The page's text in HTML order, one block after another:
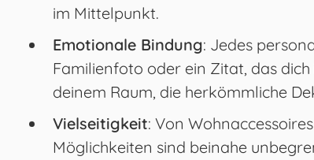
im Mittelpunkt.
Emotionale Bindung: Jedes
Familienfoto oder ein Zitat, das
deinem Raum, die herkömmliche
Vielseitigkeit: Von
Möglichkeiten sind beinahe